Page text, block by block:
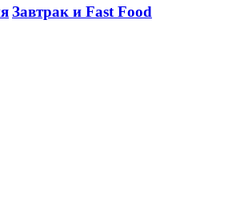
Завтрак и Fast Food